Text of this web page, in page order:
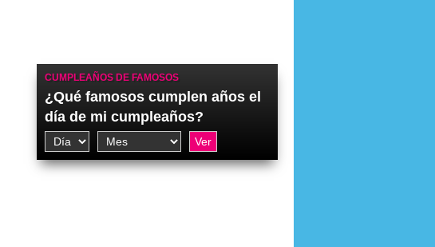
CUMPLEAÑOS DE FAMOSOS
¿Qué famosos cumplen años el
día de mi cumpleaños?